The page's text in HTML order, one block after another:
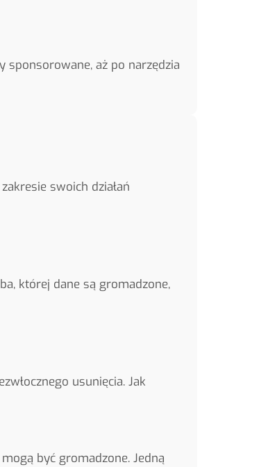
sponsorowane, aż po narzędzia
swoich działań
której dane są gromadzone,
usunięcia. Jak
być gromadzone. Jedną